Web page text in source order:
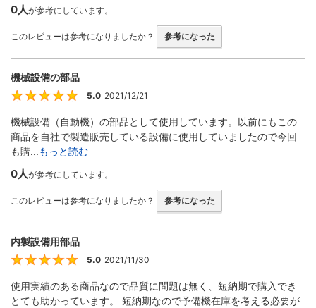
0人が参考にしています。
このレビューは参考になりましたか？ 参考になった
機械設備の部品
5.0 2021/12/21
機械設備（自動機）の部品として使用しています。以前にもこの
商品を自社で製造販売している設備に使用していましたので今回
も購...もっと読む
0人が参考にしています。
このレビューは参考になりましたか？ 参考になった
内製設備用部品
5.0 2021/11/30
使用実績のある商品なので品質に問題は無く、短納期で購入でき
とても助かっています。 短納期なので予備機在庫を考える必要が